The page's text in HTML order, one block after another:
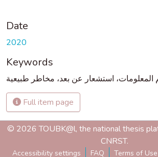
Date
2020
Keywords
المعلومات، استشعار عن بعد، مخاطر طبيعية
Full item page
© 2026 TOUBK@l, the national thesis
CNRST.
Accessibility settings FAQ Terms of Use